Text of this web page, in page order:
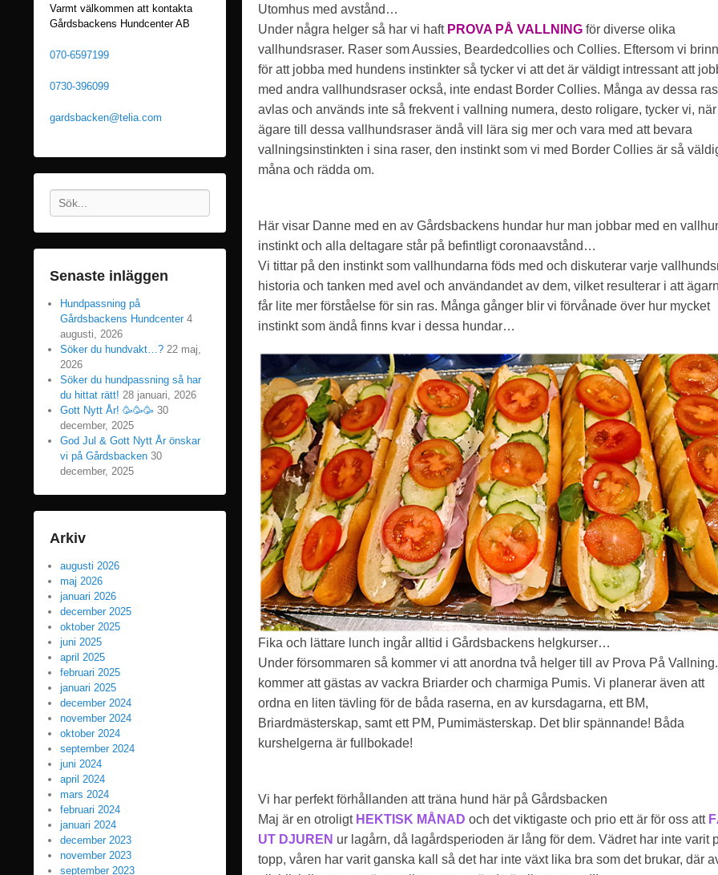
Utomhus med avstånd…
Under några helger så har vi haft PROVA PÅ VALLNING för diverse olika
vallhundsraser. Raser som Aussies, Beardedcollies och Collies. Eftersom vi
för att jobba med hundens instinkter så tycker vi att det är väldigt intressant att
med andra vallhundsraser också, inte endast Border Collies. Många av dessa
avlas och används inte så frekvent i vallning numera, desto roligare, tycker vi, när
ägare till dessa vallhundsraser ändå vill lära sig mer och vara med att bevara
vallningsinstinkten i sina raser, den instinkt som vi med Border Collies är så
måna och rädda om.
Här visar Danne med en av Gårdsbackens hundar hur man jobbar med en
instinkt och alla deltagare står på befintligt coronaavstånd…
Vi tittar på den instinkt som vallhundarna föds med och diskuterar varje
historia och tanken med avel och användandet av dem, vilket resulterar i att
får lite mer förståelse för sin ras. Många gånger blir vi förvånade över hur mycket
instinkt som ändå finns kvar i dessa hundar…
Fika och lättare lunch ingår alltid i Gårdsbackens helgkurser…
Under försommaren så kommer vi att anordna två helger till av Prova På
kommer att gästas av vackra Briarder och charmiga Pumis. Vi planerar även att
ordna en liten tävling för de båda raserna, en av kursdagarna, ett BM,
Briardmästerskap, samt ett PM, Pumimästerskap. Det blir spännande! Båda
kurshelgerna är fullbokade!
Vi har perfekt förhållanden att träna hund här på Gårdsbacken
Maj är en otroligt HEKTISK MÅNAD och det viktigaste och prio ett är för oss att
UT DJUREN ur lagårn, då lagårdsperioden är lång för dem. Vädret har inte varit
topp, våren har varit ganska kall så det har inte växt lika bra som det brukar, där
Varmt välkommen att kontakta
Gårdsbackens Hundcenter AB
070-6597199
0730-396099
gardsbacken@telia.com
Sök
Senaste inläggen
Hundpassning på
Gårdsbackens Hundcenter 4
augusti, 2026
Söker du hundvakt…? 22 maj,
2026
Söker du hundpassning så har
du hittat rätt! 28 januari, 2026
Gott Nytt År! 🥳🥳🥳 30
december, 2025
God Jul & Gott Nytt År önskar
vi på Gårdsbacken 30
december, 2025
Arkiv
augusti 2026
maj 2026
januari 2026
december 2025
oktober 2025
juni 2025
april 2025
februari 2025
januari 2025
december 2024
november 2024
oktober 2024
september 2024
juni 2024
april 2024
mars 2024
februari 2024
januari 2024
december 2023
november 2023
september 2023